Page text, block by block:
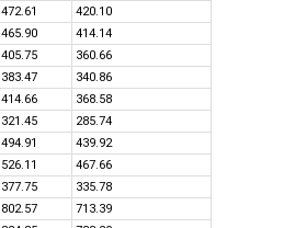
472.61
420.10
465.90
414.14
405.75
360.66
383.47
340.86
414.66
368.58
321.45
285.74
494.91
439.92
526.11
467.66
377.75
335.78
802.57
713.39